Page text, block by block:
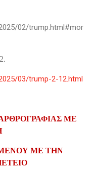
02/trump.html#mor
03/trump-2-12.html
ΜΕ
ΜΕ ΤΗΝ